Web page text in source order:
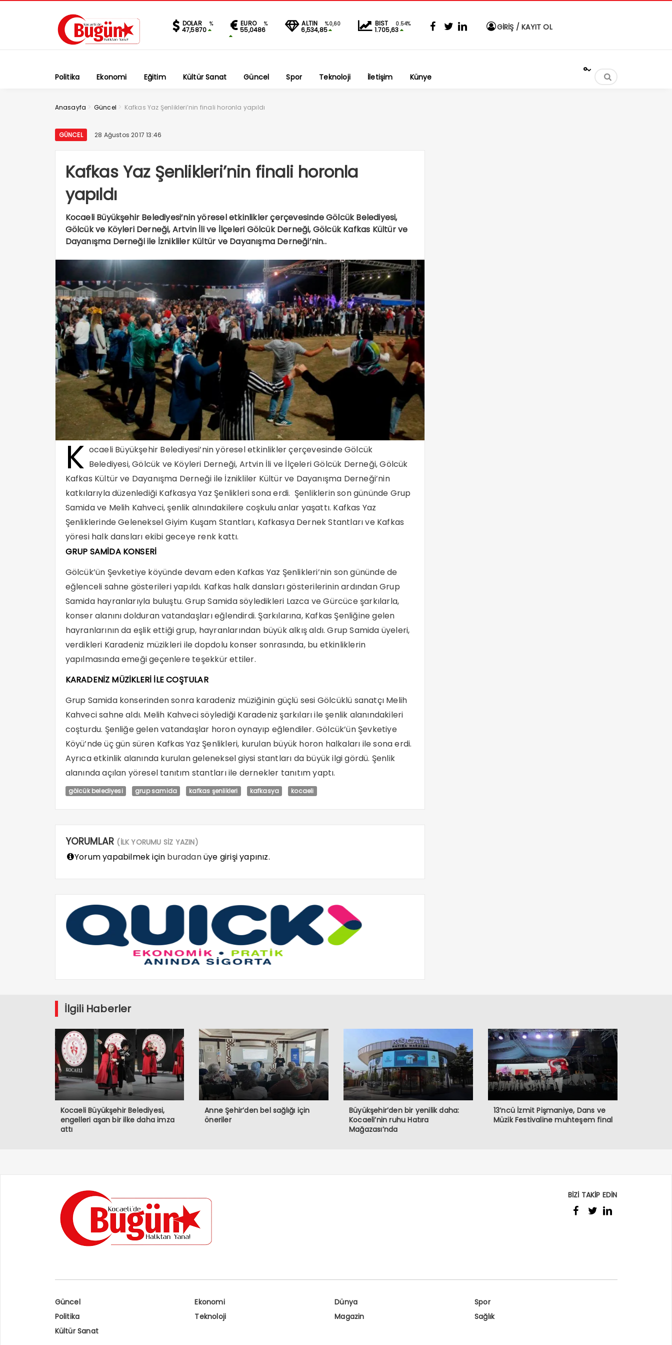
DOLAR %
47,5870
EURO %
55,0486
ALTIN %0,60
6,534,85
BIST 0.54%
1.705,63 GİRİŞ / KAYIT OL
Politika Ekonomi Eğitim Kültür Sanat Güncel Spor Teknoloji İletişim Künye
°
Anasayfa > Güncel > Kafkas Yaz Şenlikleri’nin finali horonla yapıldı
GÜNCEL 28 Ağustos 2017 13:46
Kafkas Yaz Şenlikleri’nin finali horonla
yapıldı
Kocaeli Büyükşehir Belediyesi’nin yöresel etkinlikler çerçevesinde Gölcük Belediyesi,
Gölcük ve Köyleri Derneği, Artvin İli ve İlçeleri Gölcük Derneği, Gölcük Kafkas Kültür ve
Dayanışma Derneği ile İznikliler Kültür ve Dayanışma Derneği’nin..
K ocaeli Büyükşehir Belediyesi’nin yöresel etkinlikler çerçevesinde Gölcük
Belediyesi, Gölcük ve Köyleri Derneği, Artvin İli ve İlçeleri Gölcük Derneği, Gölcük
Kafkas Kültür ve Dayanışma Derneği ile İznikliler Kültür ve Dayanışma Derneği’nin
katkılarıyla düzenlediği Kafkasya Yaz Şenlikleri sona erdi. Şenliklerin son gününde Grup
Samida ve Melih Kahveci, şenlik alnındakilere coşkulu anlar yaşattı. Kafkas Yaz
Şenliklerinde Geleneksel Giyim Kuşam Stantları, Kafkasya Dernek Stantları ve Kafkas
yöresi halk dansları ekibi geceye renk kattı.
GRUP SAMİDA KONSERİ
Gölcük’ün Şevketiye köyünde devam eden Kafkas Yaz Şenlikleri’nin son gününde de
eğlenceli sahne gösterileri yapıldı. Kafkas halk dansları gösterilerinin ardından Grup
Samida hayranlarıyla buluştu. Grup Samida söyledikleri Lazca ve Gürcüce şarkılarla,
konser alanını dolduran vatandaşları eğlendirdi. Şarkılarına, Kafkas Şenliğine gelen
hayranlarının da eşlik ettiği grup, hayranlarından büyük alkış aldı. Grup Samida üyeleri,
verdikleri Karadeniz müzikleri ile dopdolu konser sonrasında, bu etkinliklerin
yapılmasında emeği geçenlere teşekkür ettiler.
KARADENİZ MÜZİKLERİ İLE COŞTULAR
Grup Samida konserinden sonra karadeniz müziğinin güçlü sesi Gölcüklü sanatçı Melih
Kahveci sahne aldı. Melih Kahveci söylediği Karadeniz şarkıları ile şenlik alanındakileri
coşturdu. Şenliğe gelen vatandaşlar horon oynayıp eğlendiler. Gölcük’ün Şevketiye
Köyü’nde üç gün süren Kafkas Yaz Şenlikleri, kurulan büyük horon halkaları ile sona erdi.
Ayrıca etkinlik alanında kurulan geleneksel giysi stantları da büyük ilgi gördü. Şenlik
alanında açılan yöresel tanıtım stantları ile dernekler tanıtım yaptı.
gölcük belediyesi grup samida kafkas şenlikleri kafkasya kocaeli
YORUMLAR (İLK YORUMU SİZ YAZIN)
Yorum yapabilmek için buradanüye girişi yapınız.
İlgili Haberler
Kocaeli Büyükşehir Belediyesi,
engelleri aşan bir ilke daha imza
attı
Anne Şehir’den bel sağlığı için
öneriler
Büyükşehir’den bir yenilik daha:
Kocaeli’nin ruhu Hatıra
Mağazası’nda
13’ncü İzmit Pişmaniye, Dans ve
Müzik Festivaline muhteşem final
BİZİ TAKİP EDİN
Güncel Ekonomi Dünya
Spor
Politika
Teknoloji Magazin
Sağlık
Kültür Sanat